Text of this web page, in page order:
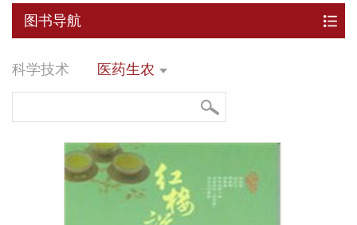
图书导航
科学技术 医药生农